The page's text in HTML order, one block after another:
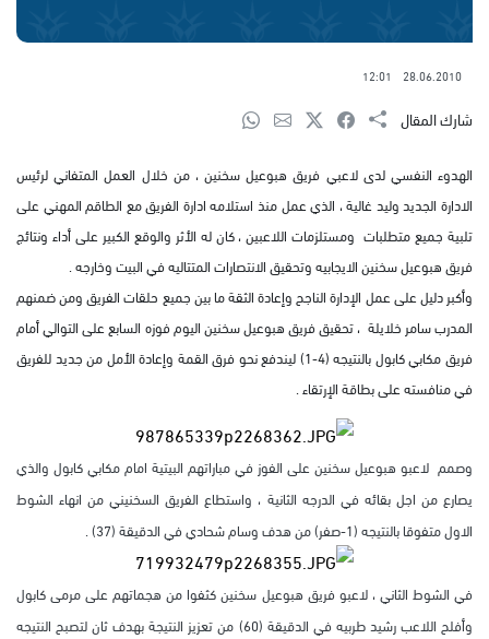
28.06.2010
12:01
شارك المقال
الهدوء النفسي لدى لاعبي فريق هبوعيل سخنين ، من خلال العمل المتفاني لرئيس
الادارة الجديد وليد غالية ، الذي عمل منذ استلامه ادارة الفريق مع الطاقم المهني على
تلبية جميع متطلبات ومستلزمات اللاعبين ، كان له الأثر والوقع الكبير على أداء ونتائج
فريق هبوعيل سخنين الايجابيه وتحقيق الانتصارات المتتاليه في البيت وخارجه .
وأكبر دليل على عمل الإدارة الناجح وإعادة الثقة ما بين جميع حلقات الفريق ومن ضمنهم
المدرب سامر خلايلة ، تحقيق فريق هبوعيل سخنين اليوم فوزه السابع على التوالي أمام
فريق مكابي كابول بالنتيجه (4-1) ليندفع نحو فرق القمة وإعادة الأمل من جديد للفريق
في منافسته على بطاقة الإرتقاء .
وصمم لاعبو هبوعيل سخنين على الفوز في مباراتهم البيتية امام مكابي كابول والذي
يصارع من اجل بقائه في الدرجه الثانية ، واستطاع الفريق السخنيني من انهاء الشوط
الاول متفوقا بالنتيجه (1-صفر) من هدف وسام شحادي في الدقيقة (37) .
في الشوط الثاني ، لاعبو فريق هبوعيل سخنين كثفوا من هجماتهم على مرمى كابول
وأفلح اللاعب رشيد طربيه في الدقيقة (60) من تعزيز النتيجة بهدف ثان لتصبح النتيجه